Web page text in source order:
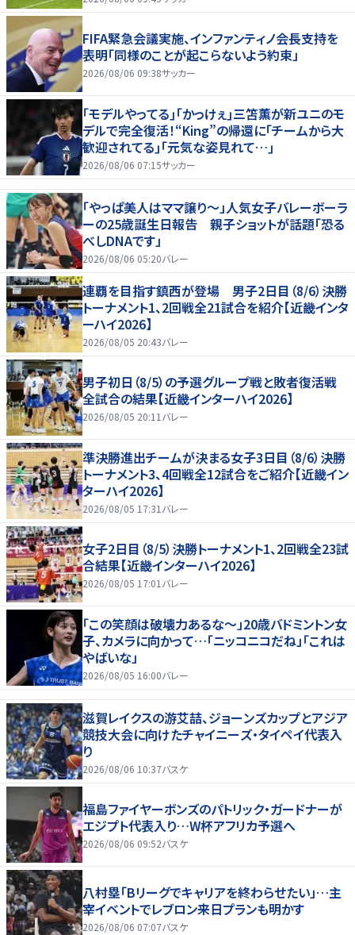
FIFA緊急会議実施、インファンティノ会長支持を
表明「同様のことが起こらないよう約束」
2026/08/06 09:38サッカー
｢モデルやってる｣｢かっけぇ｣三笘薫が新ユニのモ
デルで完全復活！“King”の帰還に｢チームから大
歓迎されてる｣｢元気な姿見れて…｣
2026/08/06 07:15サッカー
「やっぱ美人はママ譲り～」人気女子バレーボーラ
ーの25歳誕生日報告 親子ショットが話題「恐る
べしDNAです」
2026/08/06 05:20バレー
連覇を目指す鎮西が登場 男子2日目（8/6）決勝
トーナメント1、2回戦全21試合を紹介【近畿インタ
ーハイ2026】
2026/08/05 20:43バレー
男子初日（8/5）の予選グループ戦と敗者復活戦
全試合の結果【近畿インターハイ2026】
2026/08/05 20:11 バレー
準決勝進出チームが決まる女子3日目（8/6）決勝
トーナメント3、4回戦全12試合をご紹介【近畿イン
ターハイ2026】
2026/08/05 17:31 バレー
女子2日目（8/5）決勝トーナメント1、2回戦全23試
合結果【近畿インターハイ2026】
2026/08/05 17:01 バレー
「この笑顔は破壊力あるな〜」20歳バドミントン女
子、カメラに向かって…「ニッコニコだね」「これは
やばいな」
2026/08/05 16:00バレー
滋賀レイクスの游艾喆、ジョーンズカップとアジア
競技大会に向けたチャイニーズ・タイペイ代表入
り
2026/08/06 10:37バスケ
福島ファイヤーボンズのパトリック・ガードナーが
エジプト代表入り…W杯アフリカ予選へ
2026/08/06 09:52バスケ
八村塁「Bリーグでキャリアを終わらせたい」…主
宰イベントでレブロン来日プランも明かす
2026/08/06 07:07バスケ